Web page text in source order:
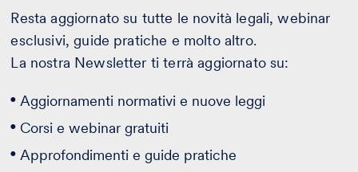
Resta aggiornato su tutte le novità legali, webinar
esclusivi, guide pratiche e molto altro.
La nostra Newsletter ti terrà aggiornato su:
Aggiornamenti normativi e nuove leggi
Corsi e webinar gratuiti
Approfondimenti e guide pratiche